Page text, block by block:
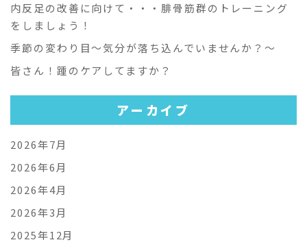
内反足の改善に向けて・・・腓骨筋群のトレーニング
をしましょう！
季節の変わり目～気分が落ち込んでいませんか？～
皆さん！踵のケアしてますか？
アーカイブ
2026年7月
2026年6月
2026年4月
2026年3月
2025年12月